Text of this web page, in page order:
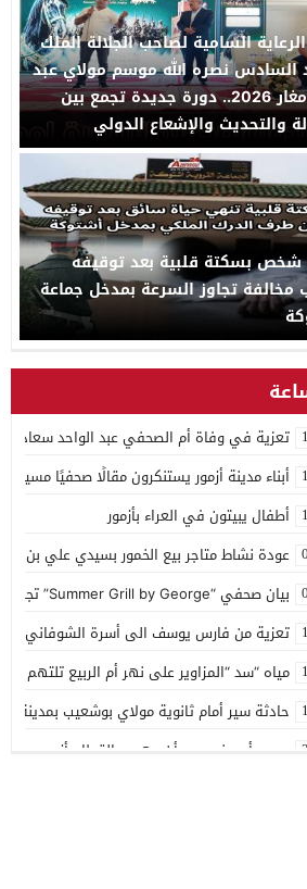
السامية لصاحب الجلالة الملك
السادس نصره الله موسم مولاي عبد
الله أمغار 2026.. دورة جديدة تجمع بين
والتحديث والإشعاع الدولي
شخص بسكتة قلبية بعد توقيفه
مخالفة تجاوز السرعة بمدخل جماعة
تعزية في وفاة أم الصحفي عبد الواحد سعادي
أبناء مدينة أزمور يستنكرون مقالًا صحفيًا مسيئًا
أطفال يبيتون في العراء بأزمور
عودة نشاط متاجر بيع الخمور بسيدي علي بن
بيان صحفي “Summer Grill by George” تجربة ذوقية موسمية جديدة بمنتجع مازغان
تعزية من فارس يوسف الى أسرة الشوفاني بأزمور
مياه “سد “المزاوير على نهر أم الربيع تلتهم قاصر
حادثة سير أمام ثانوية مولاي بوشعيب بمدينة أزمور
مصرع أربعيني بعد أن دهسه القطار بأزمور